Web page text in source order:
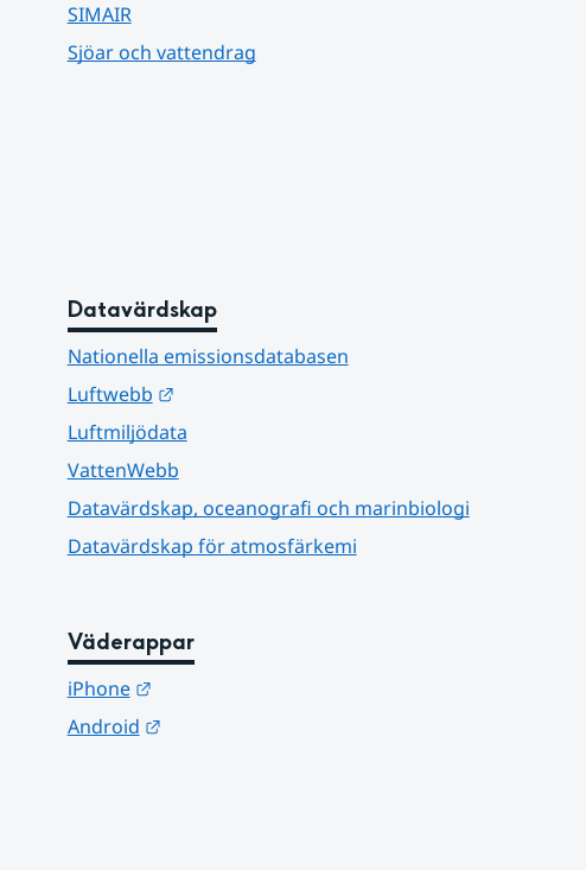
SIMAIR
Sjöar och vattendrag
Datavärdskap
Nationella emissionsdatabasen
Luftwebb
Länk till annan webbplats.
Luftmiljödata
VattenWebb
Datavärdskap, oceanografi och marinbiologi
Datavärdskap för atmosfärkemi
Väderappar
iPhone
Länk till annan webbplats.
Android
Länk till annan webbplats.